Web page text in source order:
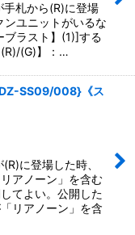
札から(R)に登場
ンユニットがいるな
ブラスト】(1)]する
(G)】：…
SS09/008}《ス
に登場した時、
アノーン」を含む
てよい。公開した
リアノーン」を含